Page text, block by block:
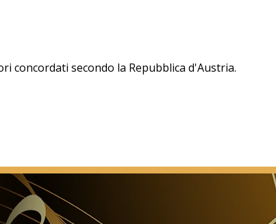
concordati secondo la Repubblica d'Austria.